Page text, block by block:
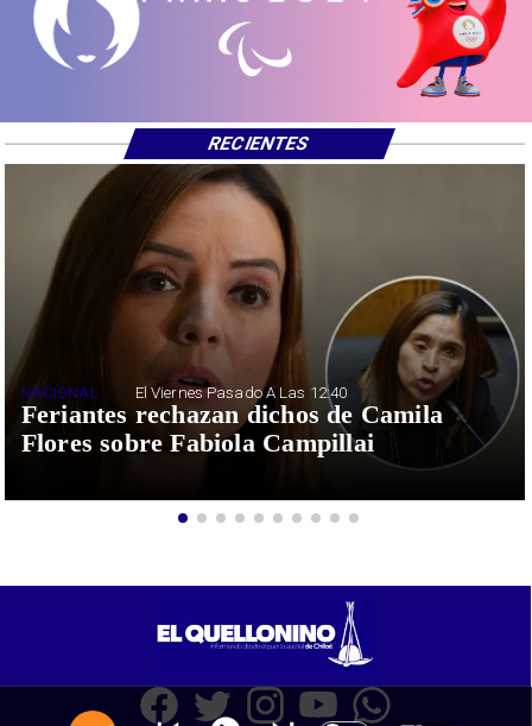
Feriantes rechazan dichos de Camila
Flores sobre Fabiola Campillai
NACIONAL El Viernes Pasado A Las 12:40
RECIENTES